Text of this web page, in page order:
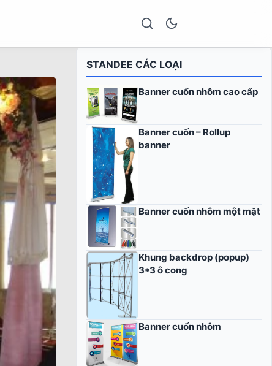
STANDEE CÁC LOẠI
Banner cuốn nhôm cao cấp
Banner cuốn – Rollup
banner
Banner cuốn nhôm một mặt
Khung backdrop (popup)
3*3 ô cong
Banner cuốn nhôm